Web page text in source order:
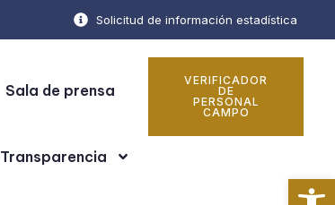
Solicitud de información estadística
Sala de prensa
Transparencia
VERIFICADOR
DE
PERSONAL
CAMPO